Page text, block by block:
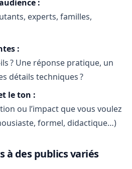
:
experts, familles,
:
? Une réponse pratique, un
détails techniques ?
le ton :
ou l’impact que vous voulez
formel, didactique…)
à des publics variés